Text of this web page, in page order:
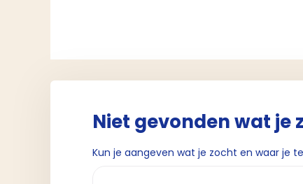
Niet gevonden wat je
Kun je aangeven wat je zocht en waar je